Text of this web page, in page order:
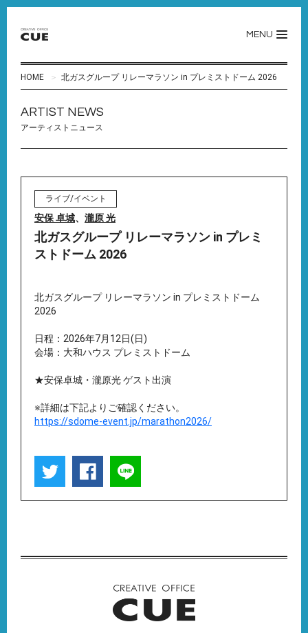
MENU
HOME 北ガスグループ リレーマラソン in プレミストドーム 2026
ARTIST NEWS
アーティストニュース
ライブ/イベント
安保 卓城、 瀧原 光
北ガスグループ リレーマラソン in プレミ
ストドーム 2026
北ガスグループ リレーマラソン in プレミストドーム
2026
日程：2026年7月12日(日)
会場：大和ハウス プレミストドーム
★安保卓城・瀧原光 ゲスト出演
※詳細は下記よりご確認ください。
https://sdome-event.jp/marathon2026/